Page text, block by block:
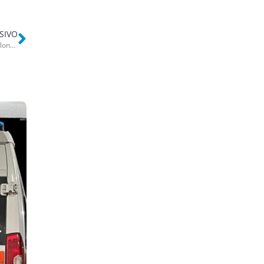
Bari, gli Strisciuglio tremano ancora: si è pentito anche Saverio Faccilongo. I familiari smentiscono